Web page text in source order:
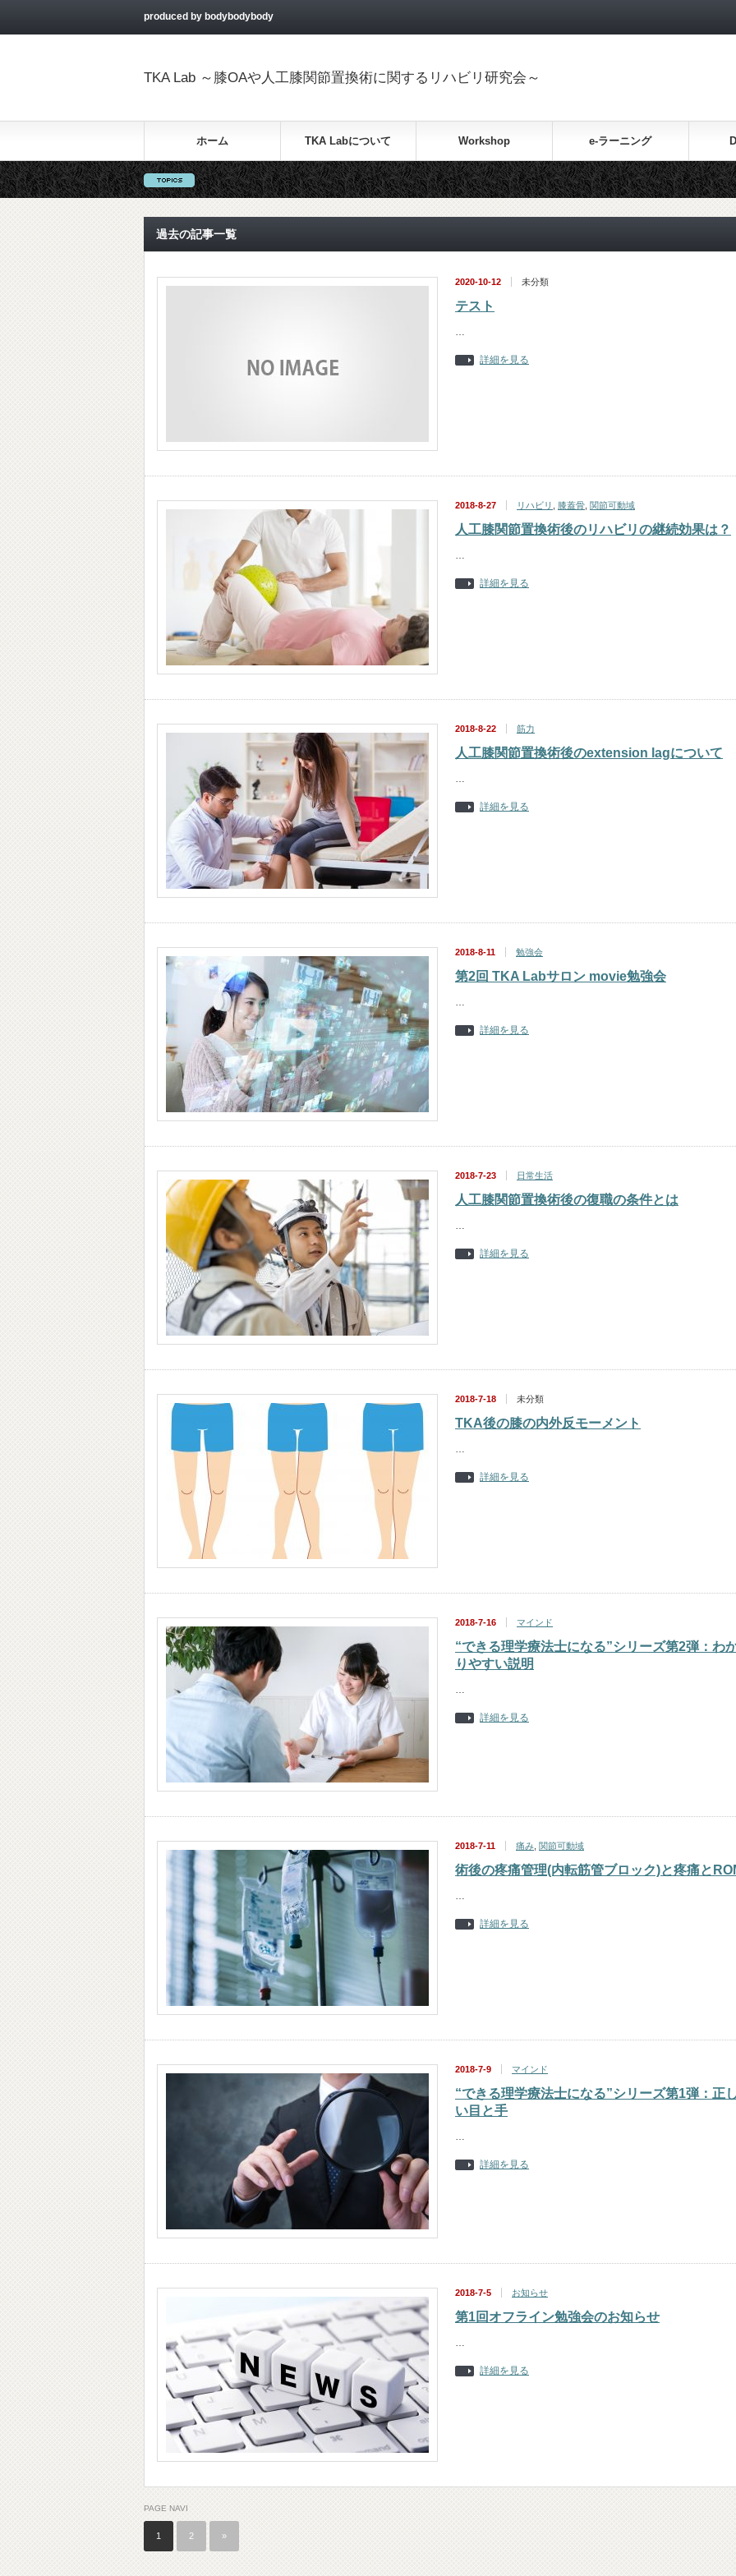
produced by bodybodybody
TKA Lab ～膝OAや人工膝関節置換術に関するリハビリ研究会～
ホーム TKA Labについて Workshop e-ラーニング
過去の記事一覧
2020-10-12 未分類
テスト
…
詳細を見る
2018-8-27 リハビリ 膝蓋骨 関節可動域
人工膝関節置換術後のリハビリの継続効果は？
…
詳細を見る
2018-8-22 筋力
人工膝関節置換術後のextension lagについて
…
詳細を見る
2018-8-11 勉強会
第2回 TKA Labサロン movie勉強会
…
詳細を見る
2018-7-23 日常生活
人工膝関節置換術後の復職の条件とは
…
詳細を見る
2018-7-18 未分類
TKA後の膝の内外反モーメント
…
詳細を見る
2018-7-16 マインド
“できる理学療法士になる”シリーズ第2弾：わ
りやすい説明
…
詳細を見る
2018-7-11 痛み 関節可動域
術後の疼痛管理(内転筋管ブロック)と疼痛と
…
詳細を見る
2018-7-9 マインド
“できる理学療法士になる”シリーズ第1弾：正
い目と手
…
詳細を見る
2018-7-5 お知らせ
第1回オフライン勉強会のお知らせ
…
詳細を見る
PAGE NAVI
1 2 »